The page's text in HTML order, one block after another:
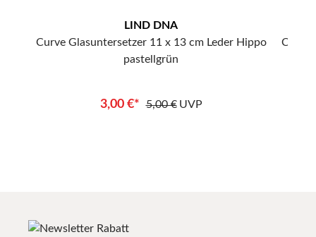
LIND DNA
Curve Glasuntersetzer 11 x 13 cm Leder Hippo
pastellgrün
3,00 €* 5,00 € UVP
Curve